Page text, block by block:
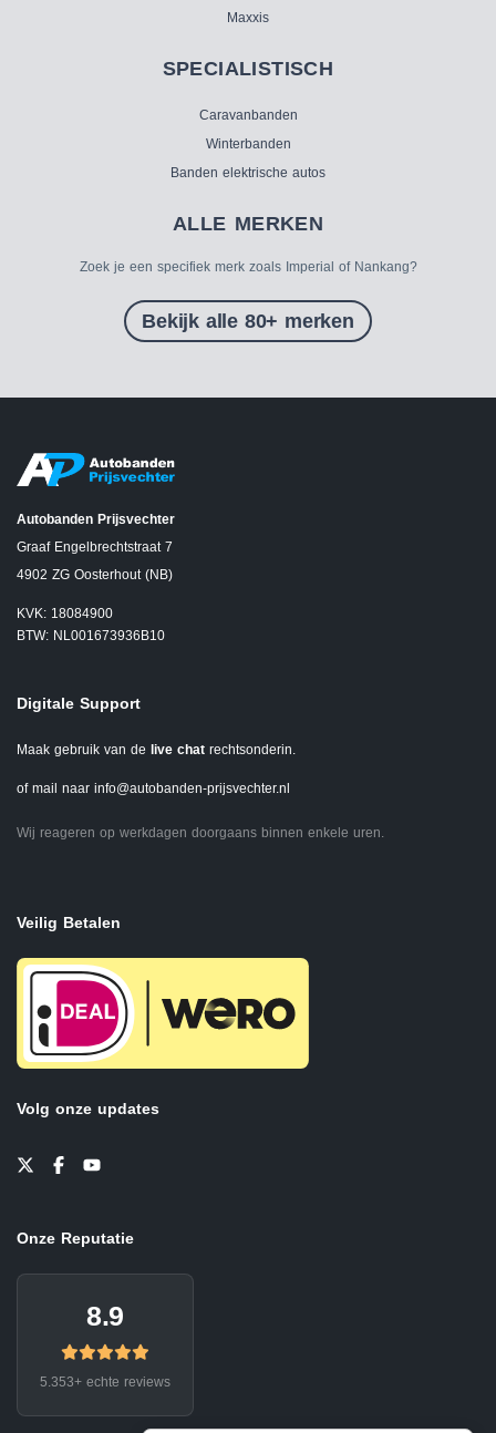
Maxxis
SPECIALISTISCH
Caravanbanden
Winterbanden
Banden elektrische autos
ALLE MERKEN
Zoek je een specifiek merk zoals Imperial of Nankang?
Bekijk alle 80+ merken
Autobanden Prijsvechter
Graaf Engelbrechtstraat 7
4902 ZG Oosterhout (NB)
KVK: 18084900
BTW: NL001673936B10
Digitale Support
Maak gebruik van de live chat rechtsonderin.
of mail naar info@autobanden-prijsvechter.nl
Wij reageren op werkdagen doorgaans binnen enkele uren.
Veilig Betalen
Volg onze updates
Onze Reputatie
8.9
5.353+ echte reviews